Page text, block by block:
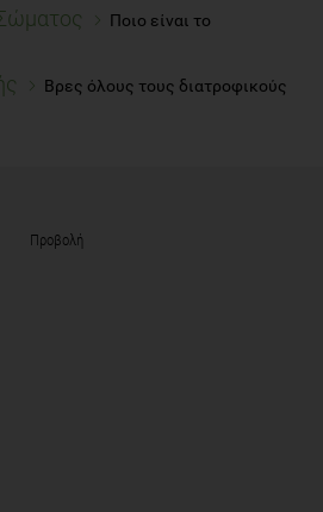
Ποιο είναι το
Βρες όλους τους διατροφικούς
Προβολή